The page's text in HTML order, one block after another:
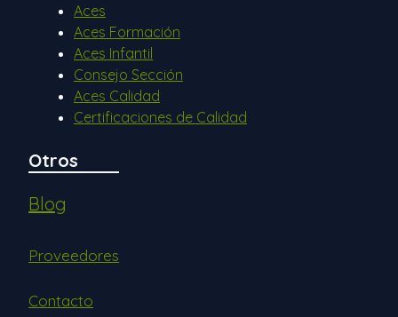
Aces
Aces Formación
Aces Infantil
Consejo Sección
Aces Calidad
Certificaciones de Calidad
Otros
Blog
Proveedores
Contacto